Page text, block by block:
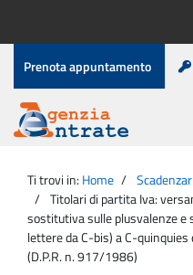
contenuto
Menu
di
servizio
Prenota appuntamento
Agenzia
Entrate
principale
Ti trovi in: Home
Titolari di partita Iva:
sostitutiva sulle plusvalenze e
lettere da C-bis) a C-
(D.P.R. n. 917/1986)